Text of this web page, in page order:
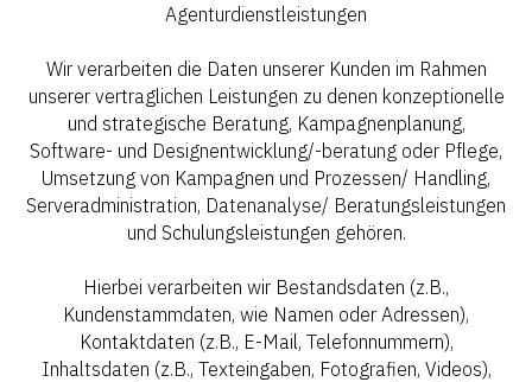
Agenturdienstleistungen
Wir verarbeiten die Daten unserer Kunden im Rahmen
unserer vertraglichen Leistungen zu denen konzeptionelle
und strategische Beratung, Kampagnenplanung,
Software- und Designentwicklung/-beratung oder Pflege,
Umsetzung von Kampagnen und Prozessen/ Handling,
Serveradministration, Datenanalyse/ Beratungsleistungen
und Schulungsleistungen gehören.
Hierbei verarbeiten wir Bestandsdaten (z.B.,
Kundenstammdaten, wie Namen oder Adressen),
Kontaktdaten (z.B., E-Mail, Telefonnummern),
Inhaltsdaten (z.B., Texteingaben, Fotografien, Videos),